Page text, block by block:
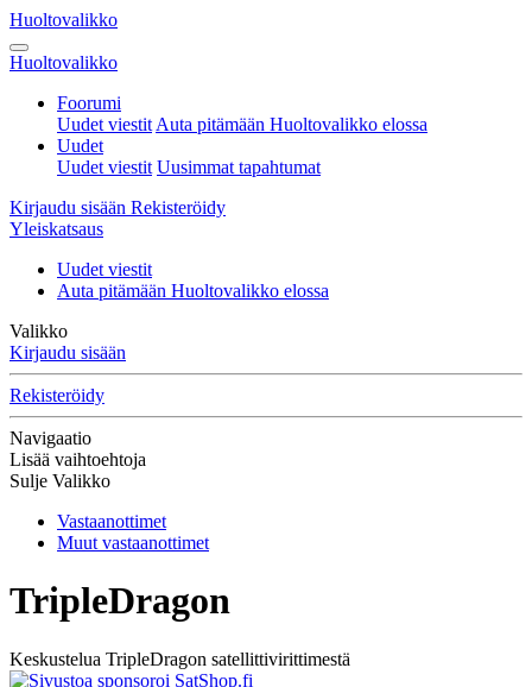
Huoltovalikko
Huoltovalikko
Foorumi
Uudet viestit Auta pitämään Huoltovalikko elossa
Uudet
Uudet viestit Uusimmat tapahtumat
Kirjaudu sisään Rekisteröidy
Yleiskatsaus
Uudet viestit
Auta pitämään Huoltovalikko elossa
Valikko
Kirjaudu sisään
Rekisteröidy
Navigaatio
Lisää vaihtoehtoja
Sulje Valikko
Vastaanottimet
Muut vastaanottimet
TripleDragon
Keskustelua TripleDragon satellittivirittimestä